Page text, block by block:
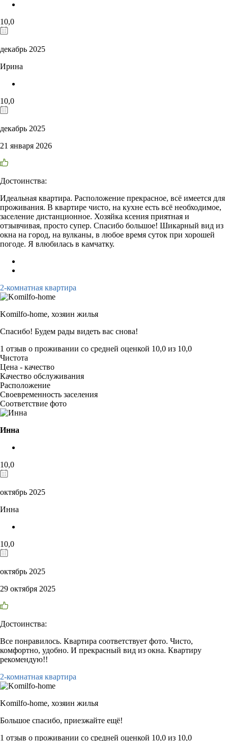
10,0
декабрь 2025
Ирина
10,0
декабрь 2025
21 января 2026
Достоинства:
Идеальная квартира. Расположение прекрасное, всё имеется для
проживания. В квартире чисто, на кухне есть всё необходимое,
заселение дистанционное. Хозяйка ксения приятная и
отзывчивая, просто супер. Спасибо большое! Шикарный вид из
окна на город, на вулканы, в любое время суток при хорошей
погоде. Я влюбилась в камчатку.
2-комнатная квартира
Komilfo-home, хозяин жилья
Спасибо! Будем рады видеть вас снова!
1 отзыв о проживании со средней оценкой 10,0 из 10,0
Чистота
Цена - качество
Качество обслуживания
Расположение
Своевременность заселения
Соответствие фото
Инна
10,0
октябрь 2025
Инна
10,0
октябрь 2025
29 октября 2025
Достоинства:
Все понравилось. Квартира соответствует фото. Чисто,
комфортно, удобно. И прекрасный вид из окна. Квартиру
рекомендую!!
2-комнатная квартира
Komilfo-home, хозяин жилья
Большое спасибо, приезжайте ещё!
1 отзыв о проживании со средней оценкой 10,0 из 10,0